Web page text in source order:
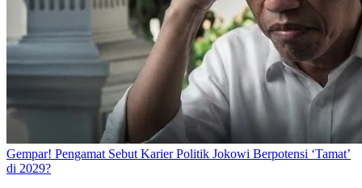
Gempar! Pengamat Sebut Karier Politik Jokowi Berpotensi ‘Tamat’
di 2029?